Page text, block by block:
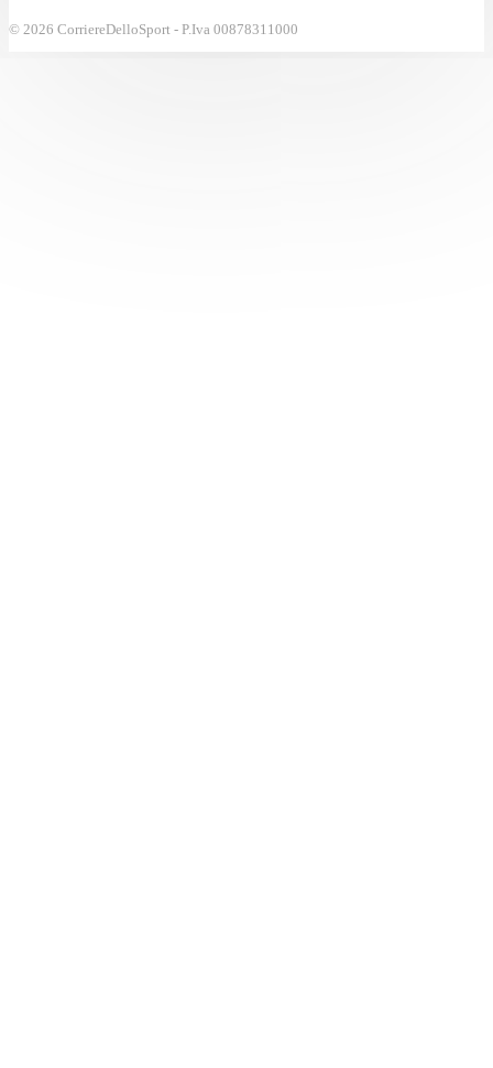
© 2026 CorriereDelloSport - P.Iva 00878311000